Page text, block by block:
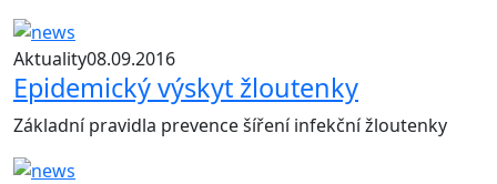
Aktuality08.09.2016
Epidemický výskyt žloutenky
Základní pravidla prevence šíření infekční žloutenky